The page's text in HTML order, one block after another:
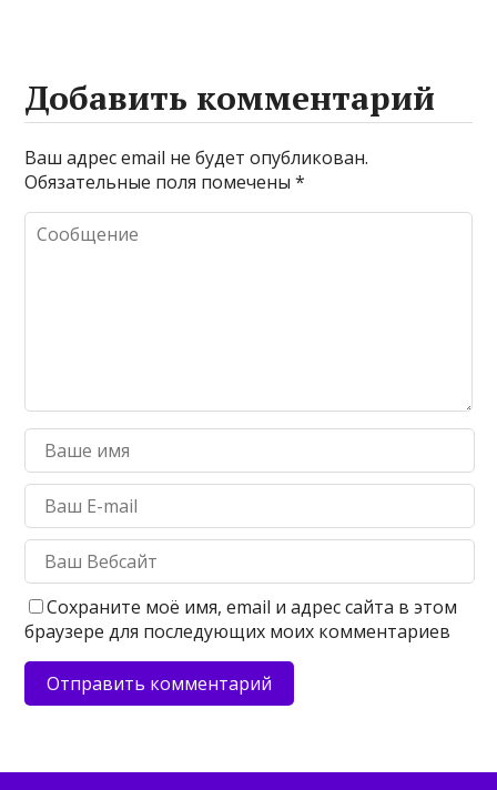
Добавить комментарий
Ваш адрес email не будет опубликован.
Обязательные поля помечены*
Сохраните моё имя, email и адрес сайта в этом
браузере для последующих моих комментариев